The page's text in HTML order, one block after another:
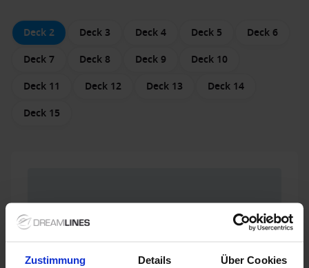
Zustimmung Details Über Cookies
Deck 2 Deck 3 Deck 4 Deck 5
Deck 6
Deck 7
Deck 8 Deck 9
Deck 10
Deck 11
Deck 12 Deck 13
Deck 14
Deck 15